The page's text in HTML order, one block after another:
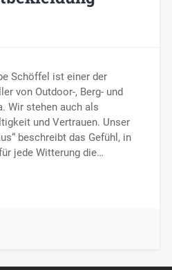
Schöffel ist einer der
von Outdoor-, Berg- und
Wir stehen auch als
und Vertrauen. Unser
beschreibt das Gefühl, in
jede Witterung die…